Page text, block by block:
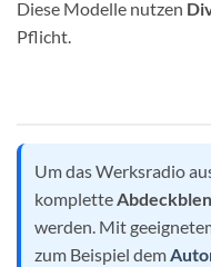
Diese Modelle nutzen
Pflicht.
Um das Werksradio
komplette
werden. Mit
zum Beispiel dem